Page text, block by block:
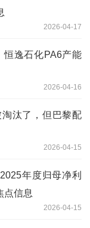
2026-04-17
恒逸石化PA6产能
2026-04-16
汰了，但巴黎配
2026-04-15
年度归母净利
点信息
2026-04-15